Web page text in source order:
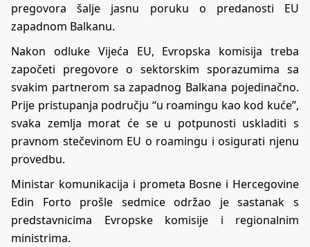
pregovora šalje jasnu poruku o predanosti EU
zapadnom Balkanu.
Nakon odluke Vijeća EU, Evropska komisija treba
započeti pregovore o sektorskim sporazumima sa
svakim partnerom sa zapadnog Balkana pojedinačno.
Prije pristupanja području “u roamingu kao kod kuće”,
svaka zemlja morat će se u potpunosti uskladiti s
pravnom stečevinom EU o roamingu i osigurati njenu
provedbu.
Ministar komunikacija i prometa Bosne i Hercegovine
Edin Forto prošle sedmice održao je sastanak s
predstavnicima Evropske komisije i regionalnim
ministrima.